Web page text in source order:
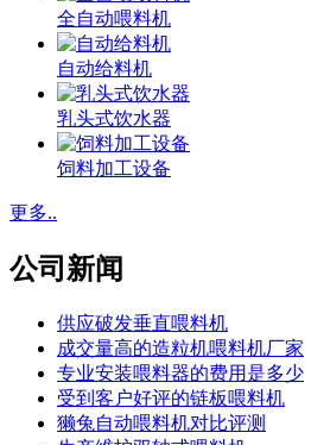
全自动喂料机
自动给料机
乳头式饮水器
饲料加工设备
更多..
公司新闻
供应破发垂直喂料机
成交量高的造粒机喂料机厂家
专业安装喂料器的费用是多少
受到客户好评的链板喂料机
獭兔自动喂料机对比评测